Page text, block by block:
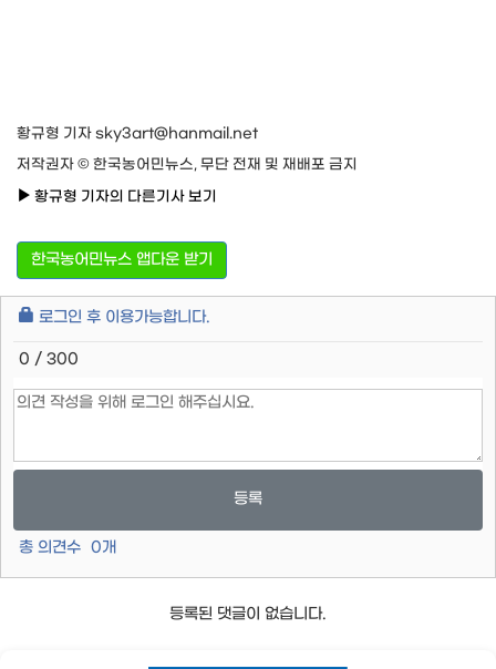
황규형 기자 sky3art@hanmail.net
저작권자 © 한국농어민뉴스, 무단 전재 및 재배포 금지
황규형 기자의 다른기사 보기
한국농어민뉴스 앱다운 받기
로그인 후 이용가능합니다.
0 / 300
등록
총 의견수 0개
등록된 댓글이 없습니다.